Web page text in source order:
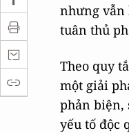
nhưng vẫn
tuân thủ
Theo quy
một giải
phản biện,
yếu tố độc